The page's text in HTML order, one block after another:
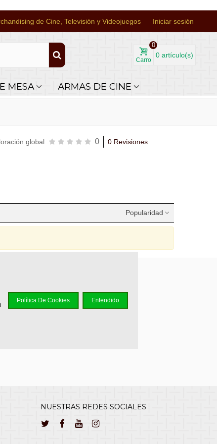
de Cine, Televisión y Videojuegos Iniciar sesión
Carro
0
0 artículo(s)
MESA ARMAS DE CINE
global 0 0 Revisiones
Popularidad
+34 644 110 737
NUESTRAS REDES SOCIALES
Política De Cookies Entendido